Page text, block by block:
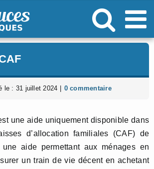
le : 31 juillet 2024 0 commentaire
une aide uniquement disponible dans
d’allocation familiales (CAF) de
une aide permettant aux ménages en
un train de vie décent en achetant